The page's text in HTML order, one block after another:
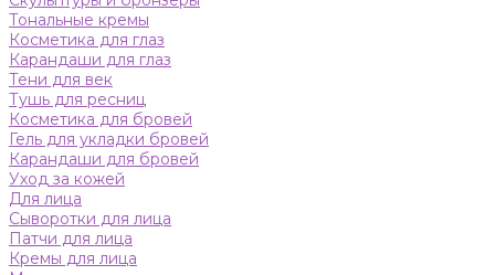
Тональные кремы
Косметика для глаз
Карандаши для глаз
Тени для век
Тушь для ресниц
Косметика для бровей
Гель для укладки бровей
Карандаши для бровей
Уход за кожей
Для лица
Сыворотки для лица
Патчи для лица
Кремы для лица